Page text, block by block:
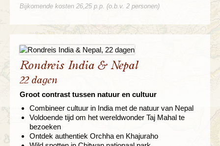
Bijkomende kosten 26,25 p.p. (o.b.v. 2 personen)
Rondreis India & Nepal
22 dagen
Groot contrast tussen natuur en cultuur
Combineer cultuur in India met de natuur van Nepal
Voldoende tijd om het wereldwonder Taj Mahal te
bezoeken
Ontdek authentiek Orchha en Khajuraho